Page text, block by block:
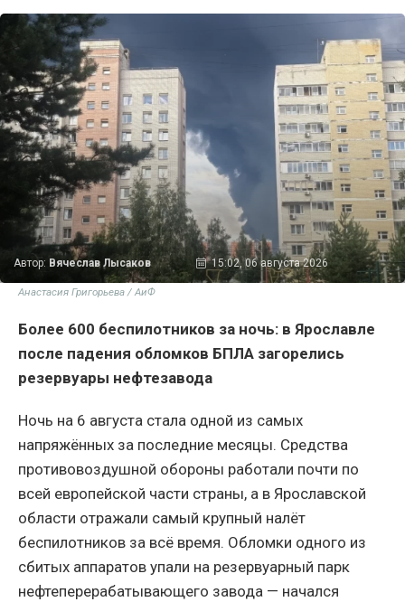
Автор: Вячеслав Лысаков 15:02, 06 августа 2026
Анастасия Григорьева / АиФ
Более 600 беспилотников за ночь: в Ярославле
после падения обломков БПЛА загорелись
резервуары нефтезавода
Ночь на 6 августа стала одной из самых
напряжённых за последние месяцы. Средства
противовоздушной обороны работали почти по
всей европейской части страны, а в Ярославской
области отражали самый крупный налёт
беспилотников за всё время. Обломки одного из
сбитых аппаратов упали на резервуарный парк
нефтеперерабатывающего завода — начался